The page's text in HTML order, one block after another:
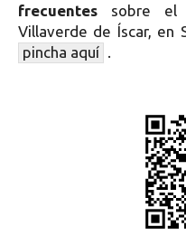
frecuentes sobre el
Villaverde de Íscar, en
pincha aquí .